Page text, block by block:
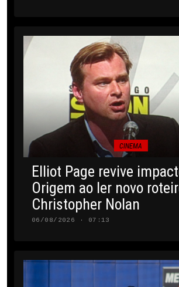
CINEMA
Elliot Page revive
Origem ao ler novo
Christopher Nolan
06/08/2026 · 07:13